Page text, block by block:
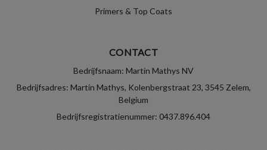
Primers & Top Coats
CONTACT
Bedrijfsnaam: Martin Mathys NV
Bedrijfsadres: Martin Mathys, Kolenbergstraat 23, 3545 Zelem,
Belgium
Bedrijfsregistratienummer: 0437.896.404